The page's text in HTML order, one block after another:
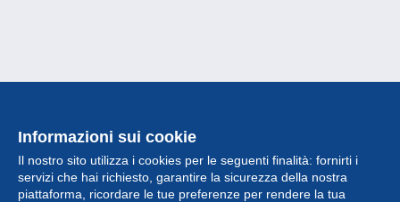
Informazioni sui cookie
Il nostro sito utilizza i cookies per le seguenti finalità: fornirti i
servizi che hai richiesto, garantire la sicurezza della nostra
piattaforma, ricordare le tue preferenze per rendere la tua